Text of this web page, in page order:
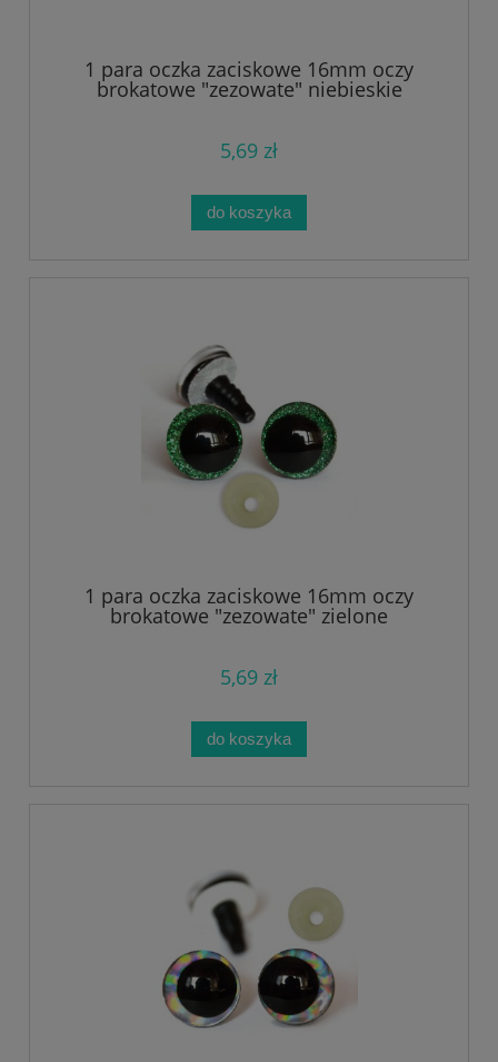
1 para oczka zaciskowe 16mm oczy
brokatowe "zezowate" niebieskie
5,69 zł
do koszyka
1 para oczka zaciskowe 16mm oczy
brokatowe "zezowate" zielone
5,69 zł
do koszyka